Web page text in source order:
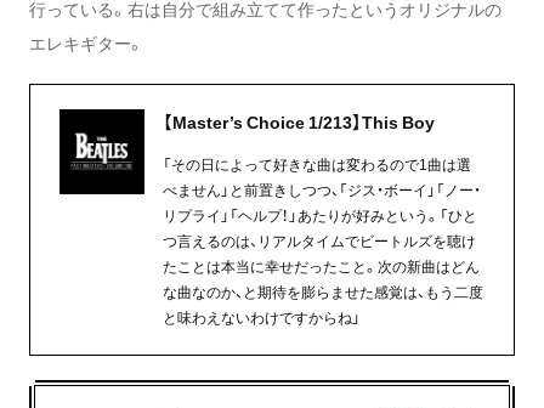
行っている。右は自分で組み立てて作ったというオリジナルの
エレキギター。
【Master’s Choice 1/213】This Boy
「その日によって好きな曲は変わるので1曲は選
べません」と前置きしつつ、「ジス・ボーイ」「ノー・
リプライ」「ヘルプ！」あたりが好みという。「ひと
つ言えるのは、リアルタイムでビートルズを聴け
たことは本当に幸せだったこと。次の新曲はどん
な曲なのか、と期待を膨らませた感覚は、もう二度
と味わえないわけですからね」